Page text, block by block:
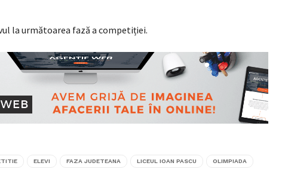
la următoarea fază a competiției.
ELEVI FAZA JUDETEANA LICEUL IOAN PASCU OLIMPIADA